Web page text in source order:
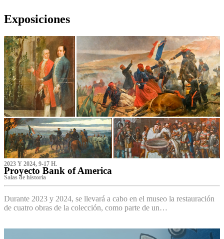
Exposiciones
2023 Y 2024, 9-17 H.
Proyecto Bank of America
S‌alas de historia
Durante 2023 y 2024, se llevará a cabo en el museo la restauración
de cuatro obras de la colección, como parte de un…